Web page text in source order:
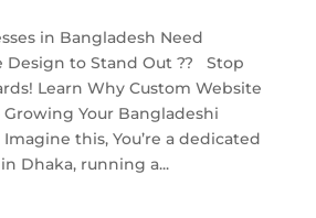
in Bangladesh Need
Design to Stand Out ?? Stop
Learn Why Custom Website
Your Bangladeshi
this, You’re a dedicated
Dhaka, running a...